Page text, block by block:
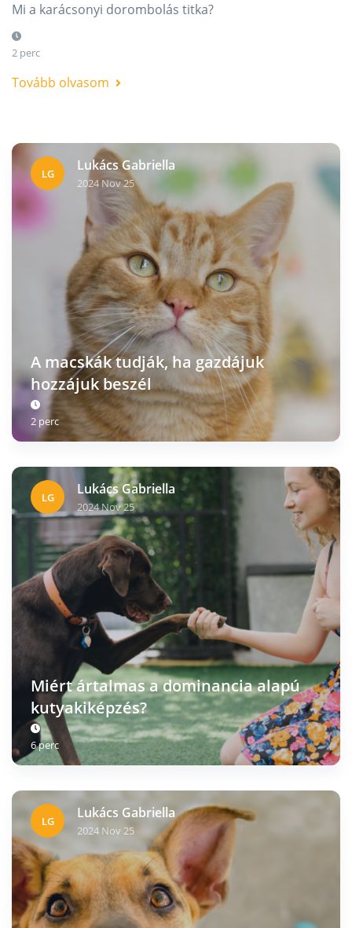
Mi a karácsonyi dorombolás titka?
2 perc
Tovább olvasom
LG Lukács Gabriella
2024 Nov 25
A macskák tudják, ha gazdájuk
hozzájuk beszél
2 perc
LG Lukács Gabriella
2024 Nov 25
Miért ártalmas a dominancia alapú
kutyakiképzés?
6 perc
LG Lukács Gabriella
2024 Nov 25